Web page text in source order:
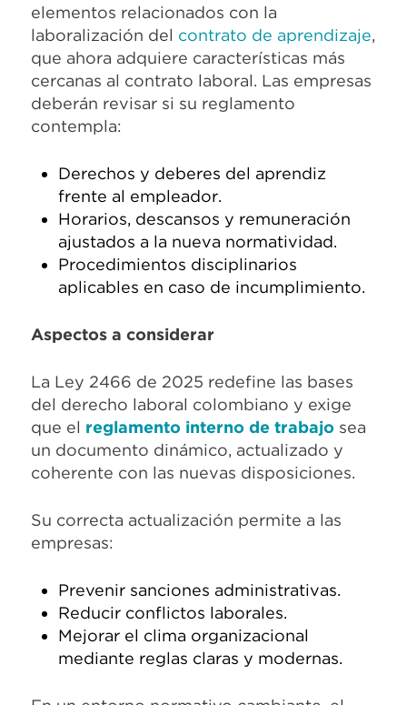
elementos relacionados con la
laboralización del contrato de aprendizaje,
que ahora adquiere características más
cercanas al contrato laboral. Las empresas
deberán revisar si su reglamento
contempla:
Derechos y deberes del aprendiz
frente al empleador.
Horarios, descansos y remuneración
ajustados a la nueva normatividad.
Procedimientos disciplinarios
aplicables en caso de incumplimiento.
Aspectos a considerar
La Ley 2466 de 2025 redefine las bases
del derecho laboral colombiano y exige
que el reglamento interno de trabajo sea
un documento dinámico, actualizado y
coherente con las nuevas disposiciones.
Su correcta actualización permite a las
empresas:
Prevenir sanciones administrativas.
Reducir conflictos laborales.
Mejorar el clima organizacional
mediante reglas claras y modernas.